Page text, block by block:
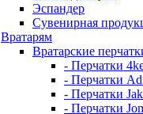
Эспандер
Сувенирная
Вратарям
Вратарские
- Перчатки
- Перчатки
- Перчатки
- Перчатки